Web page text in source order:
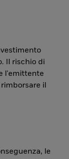
Il rischio di
l'emittente
il
le